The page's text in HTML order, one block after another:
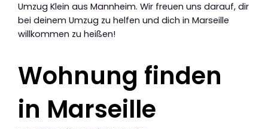
Umzug Klein aus Mannheim. Wir freuen uns darauf, dir
bei deinem Umzug zu helfen und dich in Marseille
willkommen zu heißen!
Wohnung finden
in Marseille